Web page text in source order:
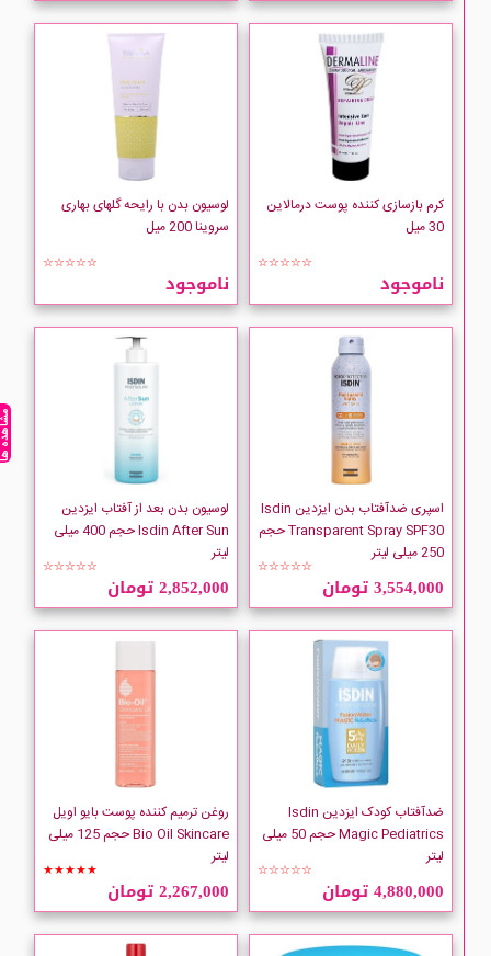
کرم بازسازی کننده پوست درمالاین
30 میل
☆☆☆☆☆
ناموجود
لوسیون بدن با رایحه گلهای بهاری
سروینا 200 میل
☆☆☆☆☆
ناموجود
اسپری ضدآفتاب بدن ایزدین Isdin
Transparent Spray SPF30 حجم
250 میلی لیتر
☆☆☆☆☆
3,554,000 تومان
لوسیون بدن بعد از آفتاب ایزدین
Isdin After Sun حجم 400 میلی
لیتر
☆☆☆☆☆
2,852,000 تومان
ضدآفتاب کودک ایزدین Isdin
Magic Pediatrics حجم 50 میلی
لیتر
☆☆☆☆☆
4,880,000 تومان
روغن ترمیم کننده پوست بایو اویل
Bio Oil Skincare حجم 125 میلی
لیتر
★★★★★
2,267,000 تومان